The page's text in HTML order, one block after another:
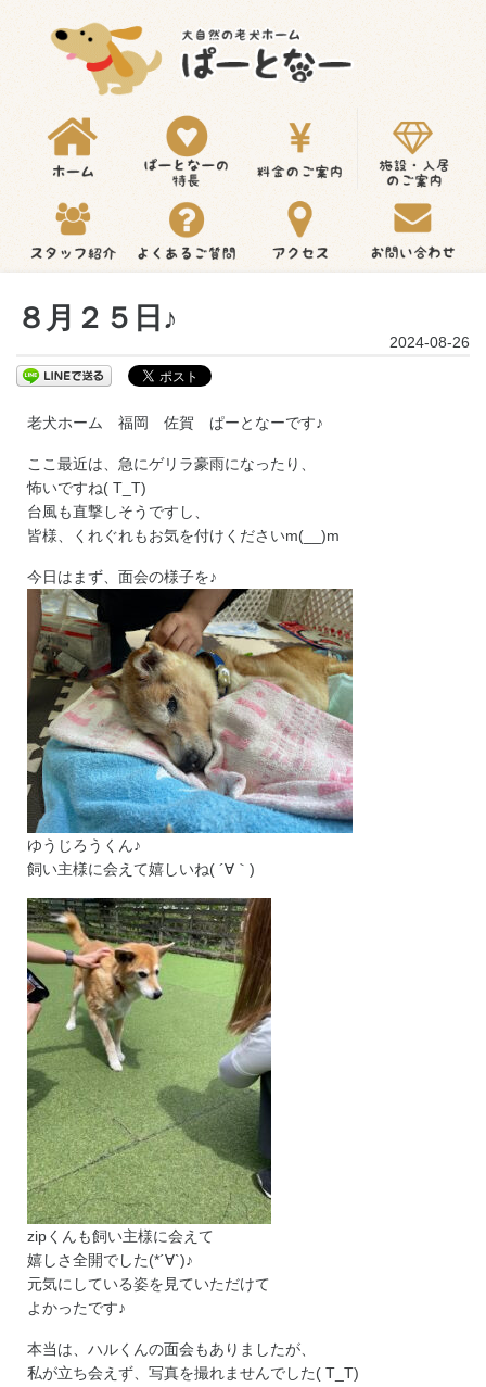
８月２５日♪
2024-08-26
老犬ホーム 福岡 佐賀 ぱーとなーです♪
ここ最近は、急にゲリラ豪雨になったり、
怖いですね( T_T)
台風も直撃しそうですし、
皆様、くれぐれもお気を付けくださいm(__)m
今日はまず、面会の様子を♪
ゆうじろうくん♪
飼い主様に会えて嬉しいね( ´∀｀)
zipくんも飼い主様に会えて
嬉しさ全開でした(*´∀`)♪
元気にしている姿を見ていただけて
よかったです♪
本当は、ハルくんの面会もありましたが、
私が立ち会えず、写真を撮れませんでした( T_T)